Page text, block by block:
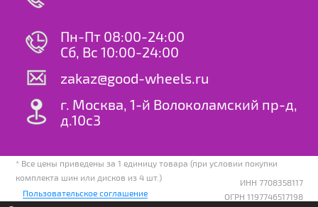
Пн-Пт 08:00-24:00
Сб, Вс 10:00-24:00
zakaz@good-wheels.ru
г. Москва, 1-й Волоколамский пр-д,
д.10с3
* Все цены приведены за 1 единицу товара (при условии покупки
комплекта шин или дисков из 4 шт.)
Пользовательское соглашение
ИНН 7708358117
ОГРН 1197746517198